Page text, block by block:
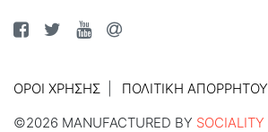
ΌΡΟΙ ΧΡΉΣΗΣ
ΠΟΛΙΤΙΚΉ ΑΠΟΡΡΉΤΟΥ
©2026 MANUFACTURED BY SOCIALITY